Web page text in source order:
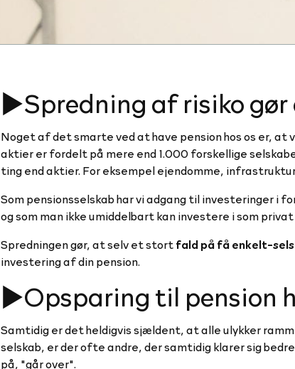
►Spredning af risiko
Noget af det smarte ved at have pension hos os er, at
aktier er fordelt på mere end 1.000 forskellige
ting end aktier. For eksempel ejendomme,
Som pensionsselskab har vi adgang til investeringer i
og som man ikke umiddelbart kan investere i som
Spredningen gør, at selv et stortfald på få enkelt-
investering af din pension.
►Opsparing til pension
Samtidig er det heldigvis sjældent, at alle ulykker
selskab, er der ofte andre, der samtidig klarer sig
på, "går over".